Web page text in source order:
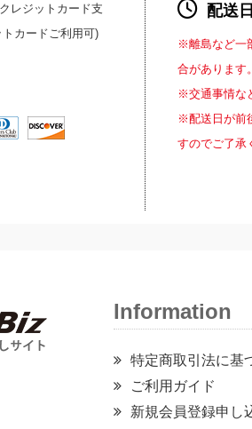
レジットカード支
カードご利用可)
配送
※離島など一
合があります。
※交通事情な
※配送日が前
すのでご了承
Information
特定商取引法に基
ご利用ガイド
新規会員登録申し